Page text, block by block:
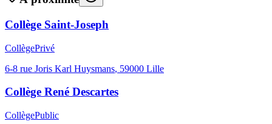
Collège Saint-Joseph
CollègePrivé
6-8 rue Joris Karl Huysmans, 59000 Lille
Collège René Descartes
CollègePublic